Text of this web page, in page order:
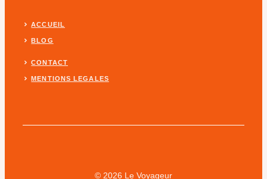
ACCUEIL
BLOG
CONTACT
MENTIONS LEGALES
© 2026 Le Voyageur